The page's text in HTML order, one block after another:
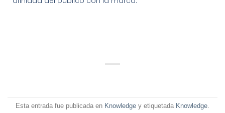
Esta entrada fue publicada en Knowledge y etiquetada Knowledge.